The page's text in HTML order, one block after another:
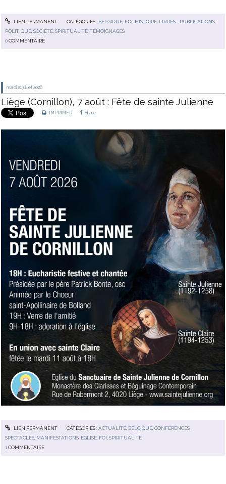
LIEN PERMANENT CATÉGORIES : BELGIQUE, FOI , HISTOIRE, LIVRES - PUBLICATIONS,
POLITIQUE ,SOCIÉTÉ ,SPIRITUALITÉ ,TÉMOIGNAGES
0COMMENTAIRE
mardi 21 juillet 2026
Liège (Cornillon), 7 août : Fête de sainte Julienne
IMPRIMER Share
LIEN PERMANENT CATÉGORIES :ACTUALITÉ, BELGIQUE, CONFÉRENCES,
SPECTACLES, MANIFESTATIONS EGLISE FOI ,SPIRITUALITÉ
1 COMMENTAIRE